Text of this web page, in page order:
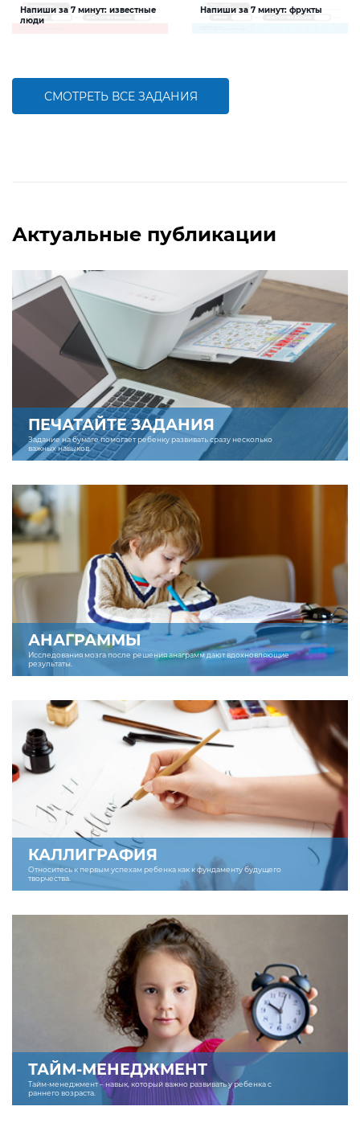
Напиши за 7 минут: известные
люди
Напиши за 7 минут: фрукты
СМОТРЕТЬ ВСЕ ЗАДАНИЯ
Актуальные публикации
ПЕЧАТАЙТЕ ЗАДАНИЯ
Задание на бумаге помогает ребенку развивать сразу несколько
важных навыков.
АНАГРАММЫ
Исследования мозга после решения анаграмм дают вдохновляющие
результаты.
КАЛЛИГРАФИЯ
Относитесь к первым успехам ребенка как к фундаменту будущего
творчества.
ТАЙМ-МЕНЕДЖМЕНТ
Тайм-менеджмент – навык, который важно развивать у ребенка с
раннего возраста.